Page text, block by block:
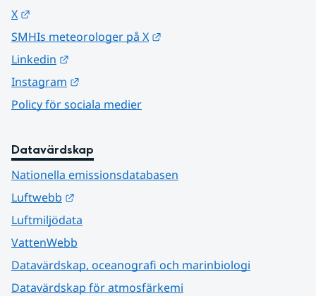
X
SMHIs meteorologer på X
Linkedin
Instagram
Policy för sociala medier
Datavärdskap
Nationella emissionsdatabasen
Luftwebb
Luftmiljödata
VattenWebb
Datavärdskap, oceanografi och marinbiologi
Datavärdskap för atmosfärkemi